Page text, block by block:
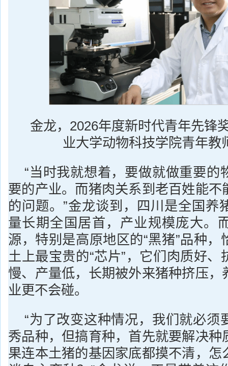
金龙，2026年度新时代青年先锋
业大学动物科技学院青年教
“当时我就想着，要做就做重要的
要的产业。而猪肉关系到老百姓能不
的问题。”金龙谈到，四川是全国养
量长期全国居首，产业规模庞大。
源，特别是高原地区的“黑猪”品种，
土上最宝贵的“芯片”，它们肉质好
慢、产量低，长期被外来猪种挤压，
业更不会碰。
“为了改变这种情况，我们就必须
秀品种，但搞育种，首先就要解决种
果连本土猪的基因家底都摸不清，怎